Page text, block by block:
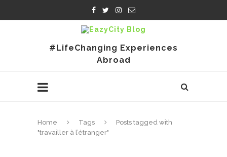
#LifeChanging Experiences
Abroad
Home Tags
Posts tagged with
"travailler à l’étranger"